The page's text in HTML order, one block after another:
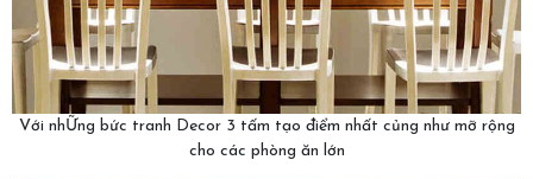
Với nhỮng bức tranh Decor 3 tấm tạo điểm nhất củng như mỡ rộng
cho các phòng ăn lớn